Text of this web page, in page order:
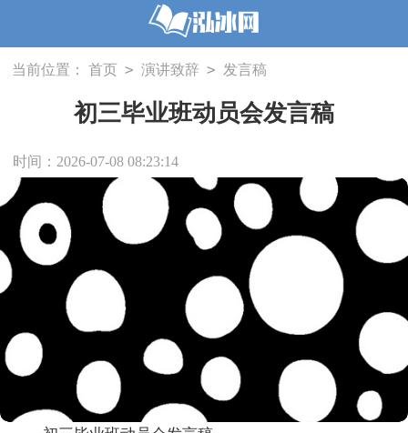
当前位置： 首页 > 演讲致辞 > 发言稿
初三毕业班动员会发言稿
时间：2026-07-08 08:23:14